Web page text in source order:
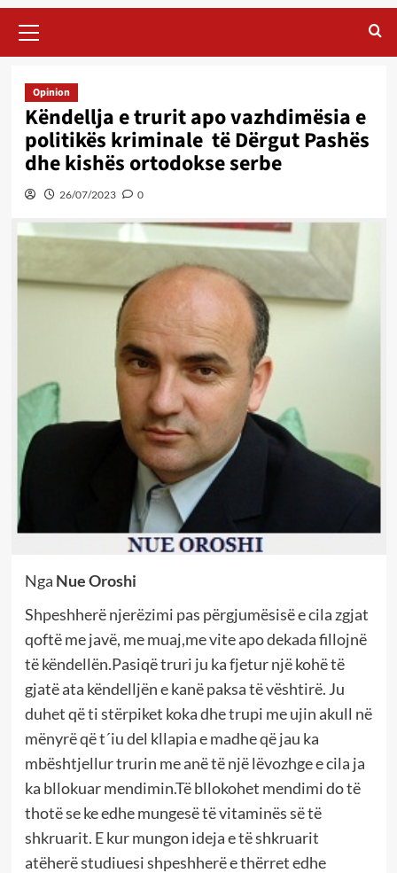
Menu
Opinion
Këndellja e trurit apo vazhdimësia e
politikës kriminale të Dërgut Pashës
dhe kishës ortodokse serbe
26/07/2023 0
Nga Nue Oroshi
Shpeshherë njerëzimi pas përgjumësisë e cila zgjat
qoftë me javë, me muaj,me vite apo dekada fillojnë
të këndellën.Pasiqë truri ju ka fjetur një kohë të
gjatë ata këndelljën e kanë paksa të vështirë. Ju
duhet që ti stërpiket koka dhe trupi me ujin akull në
mënyrë që t´iu del kllapia e madhe që jau ka
mbështjellur trurin me anë të një lëvozhge e cila ja
ka bllokuar mendimin.Të bllokohet mendimi do të
thotë se ke edhe mungesë të vitaminës së të
shkruarit. E kur mungon ideja e të shkruarit
atëherë studiuesi shpeshherë e thërret edhe